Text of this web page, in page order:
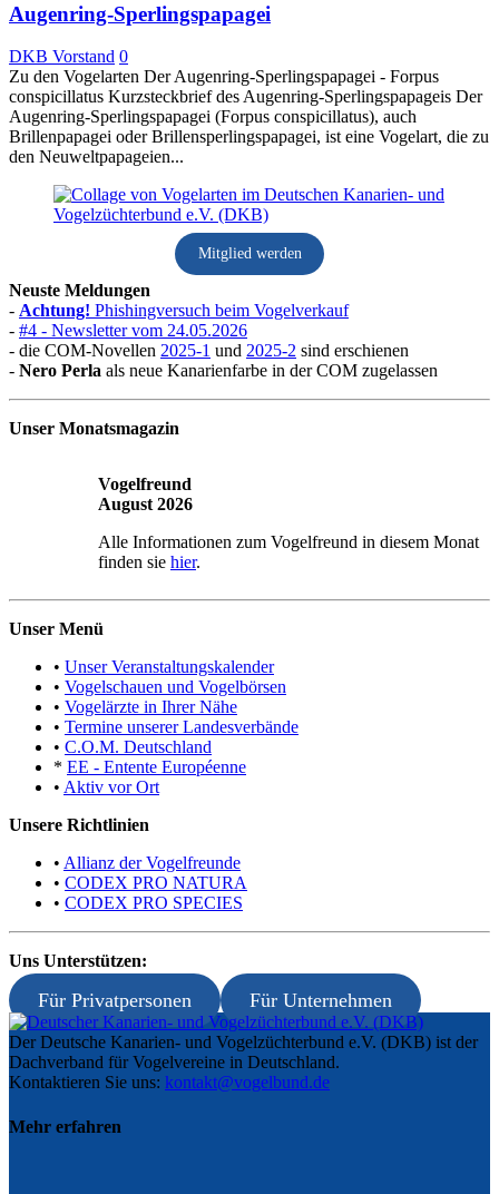
Augenring-Sperlingspapagei
DKB Vorstand 0
Zu den Vogelarten Der Augenring-Sperlingspapagei - Forpus
conspicillatus Kurzsteckbrief des Augenring-Sperlingspapageis Der
Augenring-Sperlingspapagei (Forpus conspicillatus), auch
Brillenpapagei oder Brillensperlingspapagei, ist eine Vogelart, die zu
den Neuweltpapageien...
Mitglied werden
Neuste Meldungen
- Achtung! Phishingversuch beim Vogelverkauf
- #4 - Newsletter vom 24.05.2026
- die COM-Novellen 2025-1 und 2025-2 sind erschienen
- Nero Perla als neue Kanarienfarbe in der COM zugelassen
Unser Monatsmagazin
Vogelfreund
August 2026
Alle Informationen zum Vogelfreund in diesem Monat
finden sie hier.
Unser Menü
• Unser Veranstaltungskalender
• Vogelschauen und Vogelbörsen
• Vogelärzte in Ihrer Nähe
• Termine unserer Landesverbände
• C.O.M. Deutschland
* EE - Entente Européenne
• Aktiv vor Ort
Unsere Richtlinien
• Allianz der Vogelfreunde
• CODEX PRO NATURA
• CODEX PRO SPECIES
Uns Unterstützen:
Für Privatpersonen Für Unternehmen
Der Deutsche Kanarien- und Vogelzüchterbund e.V. (DKB) ist der
Dachverband für Vogelvereine in Deutschland.
Kontaktieren Sie uns: kontakt@vogelbund.de
Mehr erfahren